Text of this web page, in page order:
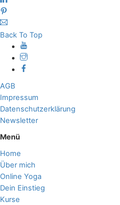
Back To Top
AGB
Impressum
Datenschutzerklärung
Newsletter
Menü
Home
Über mich
Online Yoga
Dein Einstieg
Kurse